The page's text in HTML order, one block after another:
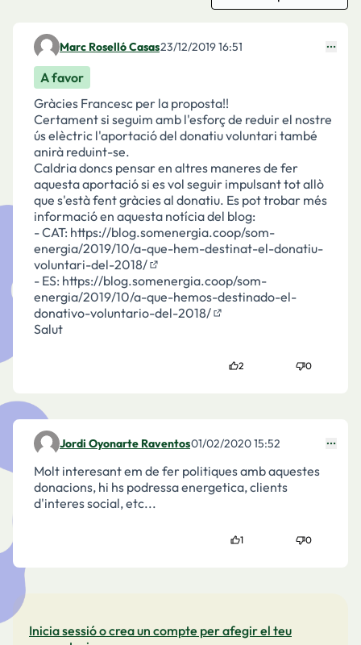
Comentari 1678
Marc Roselló Casas23/12/2019 16:51
A favor
Gràcies Francesc per la proposta!!
Certament si seguim amb l'esforç de reduir el nostre
ús elèctric l'aportació del donatiu voluntari també
anirà reduint-se.
Caldria doncs pensar en altres maneres de fer
aquesta aportació si es vol seguir impulsant tot allò
que s'està fent gràcies al donatiu. Es pot trobar més
informació en aquesta notícia del blog:
- CAT: https://blog.somenergia.coop/som-
energia/2019/10/a-que-hem-destinat-el-donatiu-
voluntari-del-2018/
(Enllaç extern)
- ES: https://blog.somenergia.coop/som-
energia/2019/10/a-que-hemos-destinado-el-
donativo-voluntario-del-2018/
Salut
2 0
Comentari 1750
Jordi Oyonarte Raventos01/02/2020 15:52
Molt interesant em de fer politiques amb aquestes
donacions, hi hs podressa energetica, clients
d'interes social, etc...
1 0
Inicia sessió o crea un compte per afegir el teu